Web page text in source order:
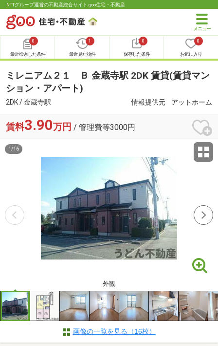
NTTグループ運営の不動産総合サイト goo住宅・不動産
0
最近検索した条件
1
最近見た物件
0
保存した条件
0
お気に入り
ミレニアム２１ Ｂ 金蔵寺駅 2DK 賃貸(賃貸マン
ション・アパート)
2DK / 金蔵寺駅 情報提供元 アットホーム
賃料3.90万円 / 管理費等3000円
外観
1 /16
画像の一覧を見る（16枚）